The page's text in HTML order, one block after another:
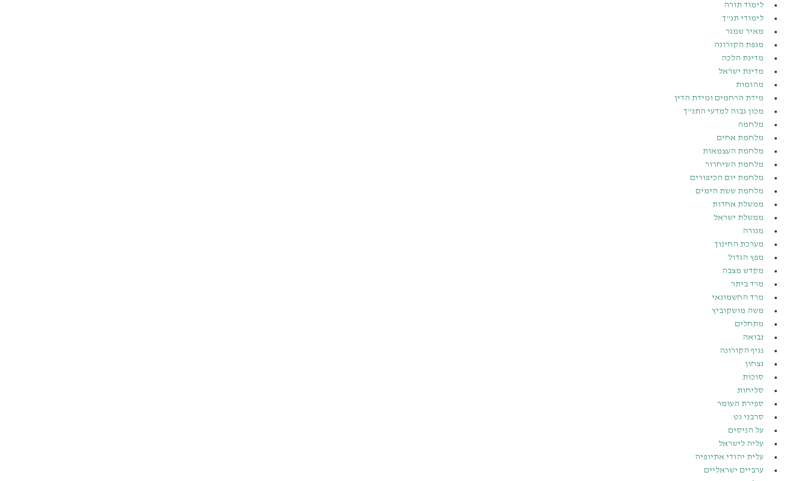
לימוד תורה
לימודי תנ”ך
מאיר שמגר
מגפת הקורונה
מדינת הלכה
מדינת ישראל
מהומות
מידת הרחמים ומידת הדין
מכון גבוה למדעי התנ”ך
מלחמה
מלחמת אחים
מלחמת העצמאות
מלחמת השיחרור
מלחמת יום הכיפורים
מלחמת ששת הימים
ממשלת אחדות
ממשלת ישראל
מנורה
מערכת החינוך
מפץ הגדול
מקדש מצבה
מרד ביתר
מרד החשמונאי
משה מושקוביץ
מתחלים
נבואה
נגיף הקורונה
נצחון
סוכות
סליחות
ספירת העומר
סרבני גט
על הניסים
עליה לישראל
עלית יהודי אתיופיה
ערביים ישראליים